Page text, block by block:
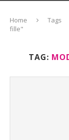
Home Tags
fille"
TAG: